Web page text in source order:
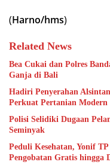
(Harno/hms)
Related News
Bea Cukai dan Polres
Ganja di Bali
Hadiri Penyerahan
Perkuat Pertanian Modern
Polisi Selidiki Dugaan
Seminyak
Peduli Kesehatan, Yonif
Pengobatan Gratis hingga